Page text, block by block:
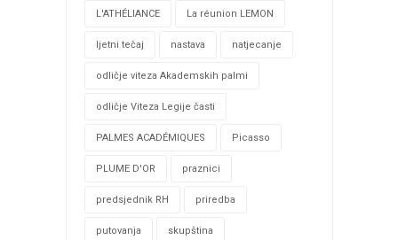
L'ATHÉLIANCE La réunion LEMON
ljetni tečaj nastava natjecanje
odličje viteza Akademskih palmi
odličje Viteza Legije časti
PALMES ACADÉMIQUES Picasso
PLUME D'OR praznici
predsjednik RH priredba
putovanja skupština